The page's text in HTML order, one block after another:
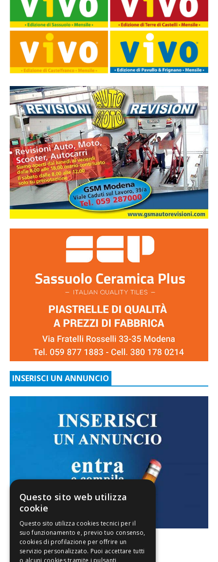
INSERISCI UN ANNUNCIO
FACEBOOK
Questo sito web utilizza
cookie